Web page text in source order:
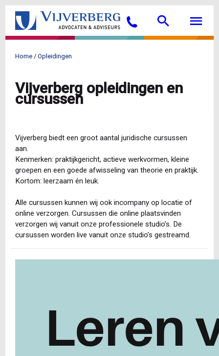
Overslaan
de
gaan
Bellen Search
Home Opleidingen
Vijverberg opleidingen en
cursussen
Vijverberg biedt een groot aantal juridische cursussen
aan.
Kenmerken: praktijkgericht, actieve werkvormen, kleine
groepen en een goede afwisseling van theorie en praktijk.
Kortom: leerzaam én leuk.
Alle cursussen kunnen wij ook incompany op locatie of
online verzorgen. Cursussen die online plaatsvinden
verzorgen wij vanuit onze professionele studio’s. De
cursussen worden live vanuit onze studio’s gestreamd.